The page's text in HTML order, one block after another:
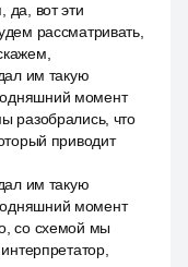
да, вот эти
рассматривать,
им такую
момент
разобрались, что
приводит
им такую
момент
со схемой мы